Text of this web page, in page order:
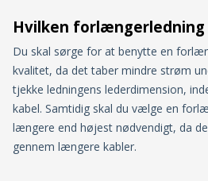
Hvilken forlængerledning
Du skal sørge for at benytte en
kvalitet, da det taber mindre strøm
tjekke ledningens lederdimension,
kabel. Samtidig skal du vælge en
længere end højest nødvendigt, da
gennem længere kabler.